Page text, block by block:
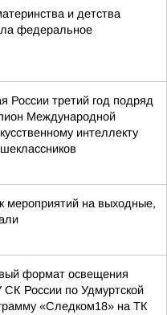
и детства
федеральное
России третий год подряд
Международной
интеллекту
мероприятий на выходные,
формат освещения
СК России по Удмуртской
«Следком18» на ТК